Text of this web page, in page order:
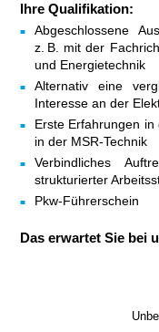
Ihre Qualifikation:
Abgeschlossene
z. B. mit der
und Energietechnik
Alternativ eine
Interesse an der
Erste Erfahrungen
in der MSR-Technik
Verbindliches
strukturierter
Pkw-Führerschein
Das erwartet Sie bei